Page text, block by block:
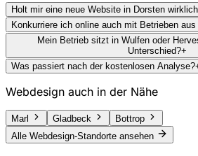
Holt mir eine neue Website in Dorsten
Konkurriere ich online auch mit Betrieben
Mein Betrieb sitzt in Wulfen oder
Unterschied?+
Was passiert nach der kostenlosen Analyse?
Webdesign auch in der Nähe
Marl Gladbeck
Bottrop
Alle Webdesign-Standorte ansehen